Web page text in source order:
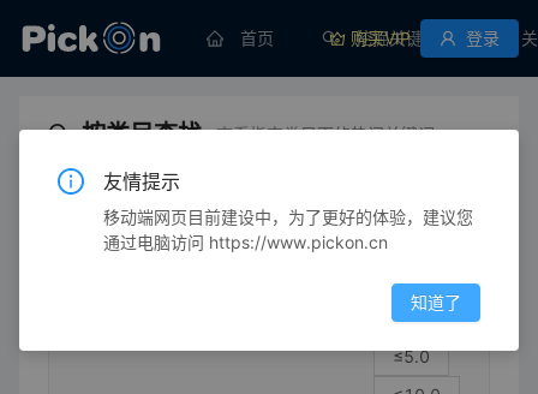
首页 挖掘关键词
购买VIP 登录
按类目查找 查看指定类目下的热门关键词
生育/育儿 安全用品 驱蚊带/驱蚊用品
不限
≤1.0
≤5.0
友情提示
移动端网页目前建设中，为了更好的体验，建议您
通过电脑访问 https://www.pickon.cn
知道了